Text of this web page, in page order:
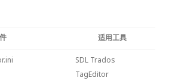
适用工具
SDL Trados
TagEditor